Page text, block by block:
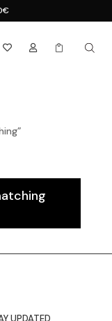
  
UPDATED